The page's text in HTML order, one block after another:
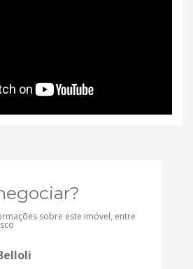
sobre este imóvel, entre